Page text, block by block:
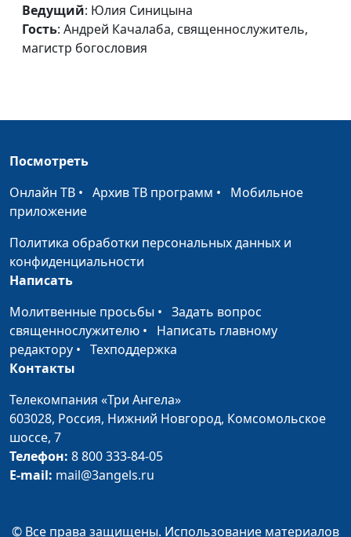
Наказание Божье
Юлия Синицына,
магистр богословия
Целомудрие
Андрей Качалаба,
Христианское терпение
Юлия Синицына,
Андрей Качалаба,
Бог меня не простит
Андрей Качалаба,
Ни за что не прощу
Ведущий: Юлия Синицына
Гость: Андрей Качалаба, священнослужитель,
магистр богословия
Посмотреть
Онлайн ТВ • Архив ТВ программ • Мобильное
приложение
Политика обработки персональных данных и
конфиденциальности
Написать
Молитвенные просьбы • Задать вопрос
священнослужителю • Написать главному
редактору • Техподдержка
Контакты
Телекомпания «Три Ангела»
603028, Россия, Нижний Новгород, Комсомольское
шоссе, 7
Телефон: 8 800 333-84-05
E-mail: mail@3angels.ru
© Все права защищены. Использование материалов